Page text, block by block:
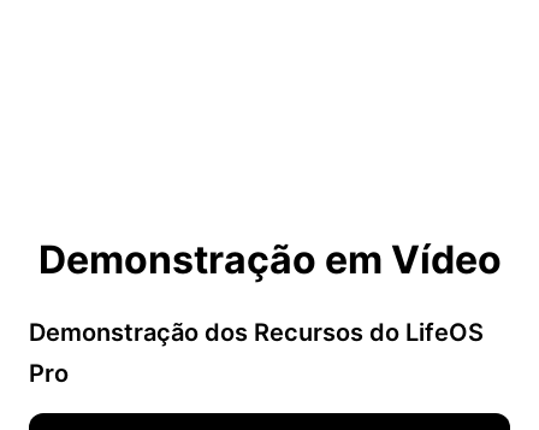
Demonstração em Vídeo
Demonstração dos Recursos do LifeOS
Pro